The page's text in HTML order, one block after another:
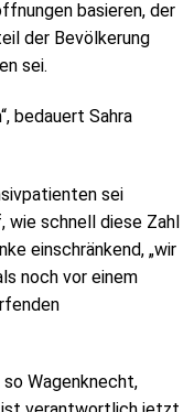
basieren, der
der Bevölkerung
sei.
bedauert Sahra
sei
wie schnell diese Zahl
einschränkend, „wir
noch vor einem
Wagenknecht,